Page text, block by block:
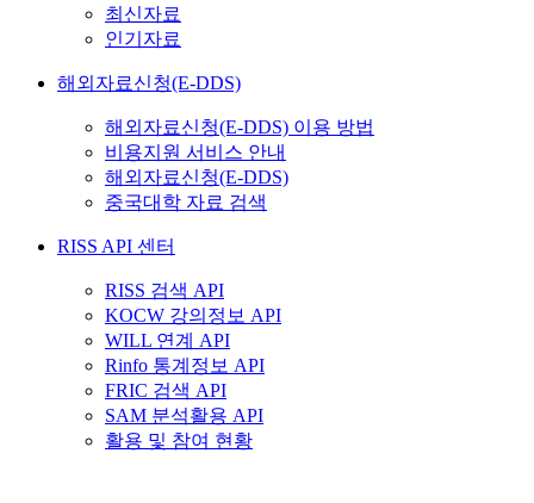
최신자료
인기자료
해외자료신청(E-DDS)
해외자료신청(E-DDS) 이용 방법
비용지원 서비스 안내
해외자료신청(E-DDS)
중국대학 자료 검색
RISS API 센터
RISS 검색 API
KOCW 강의정보 API
WILL 연계 API
Rinfo 통계정보 API
FRIC 검색 API
SAM 분석활용 API
활용 및 참여 현황